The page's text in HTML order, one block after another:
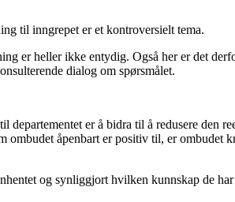
til inngrepet er et kontroversielt tema.
er heller ikke entydig. Også her er det
dialog om spørsmålet.
departementet er å bidra til å redusere den
ombudet åpenbart er positiv til, er ombudet
og synliggjort hvilken kunnskap de